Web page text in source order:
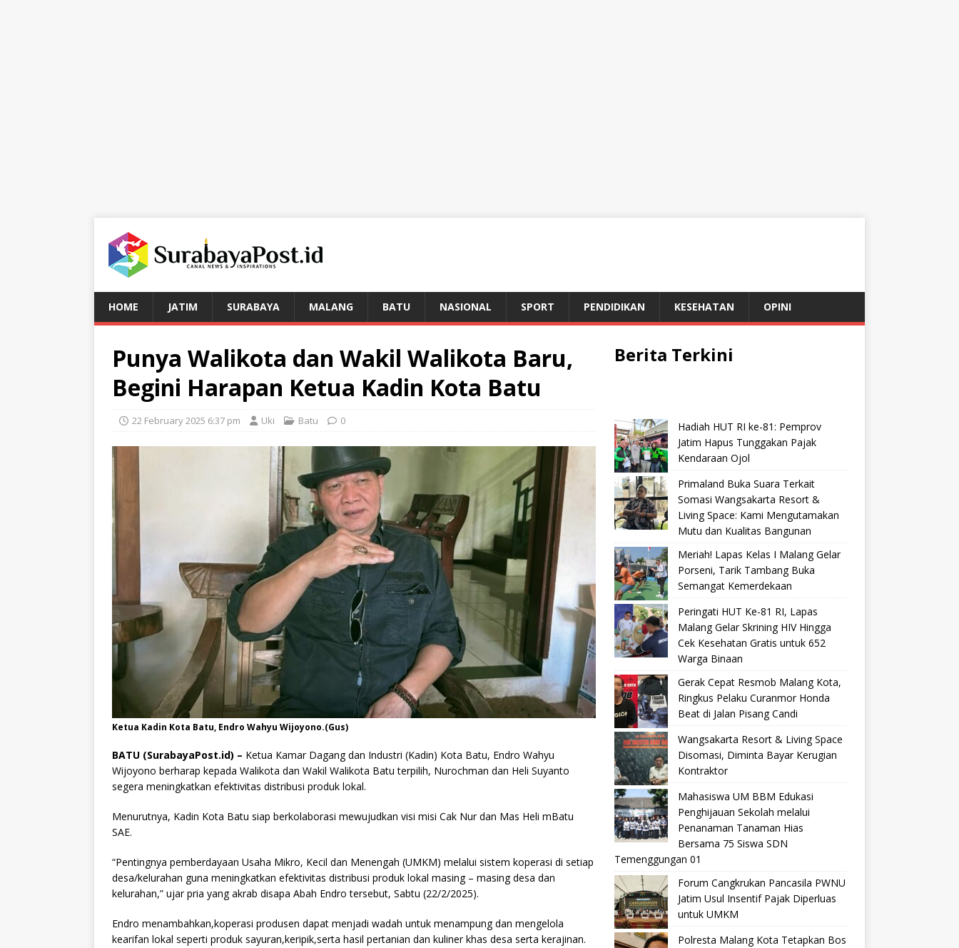
HOME JATIM SURABAYA MALANG BATU NASIONAL SPORT PENDIDIKAN KESEHATAN OPINI
Punya Walikota dan Wakil Walikota Baru,
Begini Harapan Ketua Kadin Kota Batu
22 February 2025 6:37 pm Uki Batu 0
Ketua Kadin Kota Batu, Endro Wahyu Wijoyono.(Gus)
BATU (SurabayaPost.id) – Ketua Kamar Dagang dan Industri (Kadin) Kota Batu, Endro Wahyu
Wijoyono berharap kepada Walikota dan Wakil Walikota Batu terpilih, Nurochman dan Heli Suyanto
segera meningkatkan efektivitas distribusi produk lokal.
Menurutnya, Kadin Kota Batu siap berkolaborasi mewujudkan visi misi Cak Nur dan Mas Heli mBatu
SAE.
“Pentingnya pemberdayaan Usaha Mikro, Kecil dan Menengah (UMKM) melalui sistem koperasi di setiap
desa/kelurahan guna meningkatkan efektivitas distribusi produk lokal masing – masing desa dan
kelurahan,” ujar pria yang akrab disapa Abah Endro tersebut, Sabtu (22/2/2025).
Endro menambahkan,koperasi produsen dapat menjadi wadah untuk menampung dan mengelola
kearifan lokal seperti produk sayuran,keripik,serta hasil pertanian dan kuliner khas desa serta kerajinan.
Berita Terkini
Hadiah HUT RI ke-81: Pemprov
Jatim Hapus Tunggakan Pajak
Kendaraan Ojol
Primaland Buka Suara Terkait
Somasi Wangsakarta Resort &
Living Space: Kami Mengutamakan
Mutu dan Kualitas Bangunan
Meriah! Lapas Kelas I Malang Gelar
Porseni, Tarik Tambang Buka
Semangat Kemerdekaan
Peringati HUT Ke-81 RI, Lapas
Malang Gelar Skrining HIV Hingga
Cek Kesehatan Gratis untuk 652
Warga Binaan
Gerak Cepat Resmob Malang Kota,
Ringkus Pelaku Curanmor Honda
Beat di Jalan Pisang Candi
Wangsakarta Resort & Living Space
Disomasi, Diminta Bayar Kerugian
Kontraktor
Mahasiswa UM BBM Edukasi
Penghijauan Sekolah melalui
Penanaman Tanaman Hias
Bersama 75 Siswa SDN
Temenggungan 01
Forum Cangkrukan Pancasila PWNU
Jatim Usul Insentif Pajak Diperluas
untuk UMKM
Polresta Malang Kota Tetapkan Bos